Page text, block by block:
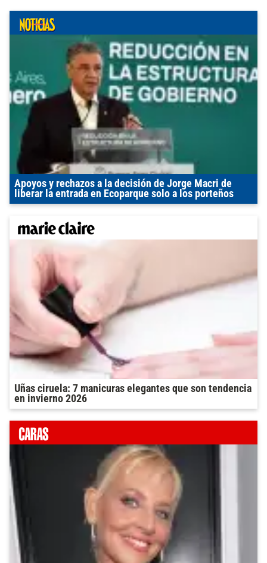
Apoyos y rechazos a la decisión de Jorge Macri de
liberar la entrada en Ecoparque solo a los porteños
Uñas ciruela: 7 manicuras elegantes que son tendencia
en invierno 2026